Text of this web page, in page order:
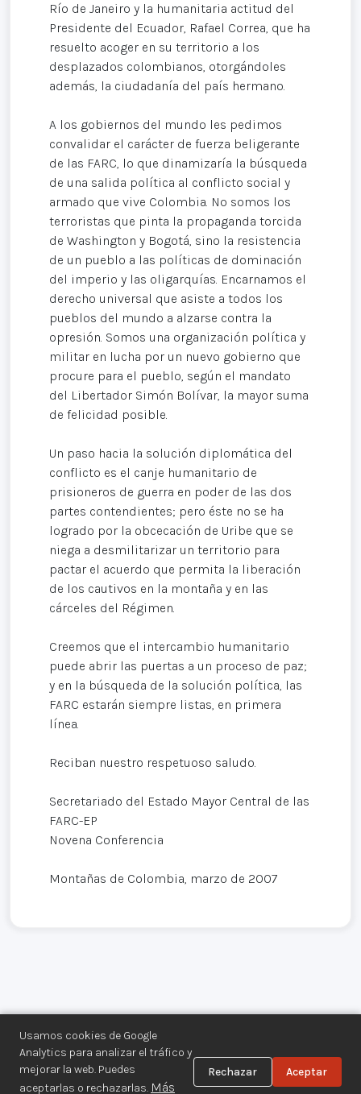
Usamos cookies de Google
Analytics para analizar el tráfico y
mejorar la web. Puedes
aceptarlas o rechazarlas. Más
Rechazar Aceptar
Río de Janeiro y la humanitaria actitud del
Presidente del Ecuador, Rafael Correa, que ha
resuelto acoger en su territorio a los
desplazados colombianos, otorgándoles
además, la ciudadanía del país hermano.
A los gobiernos del mundo les pedimos
convalidar el carácter de fuerza beligerante
de las FARC, lo que dinamizaría la búsqueda
de una salida política al conflicto social y
armado que vive Colombia. No somos los
terroristas que pinta la propaganda torcida
de Washington y Bogotá, sino la resistencia
de un pueblo a las políticas de dominación
del imperio y las oligarquías. Encarnamos el
derecho universal que asiste a todos los
pueblos del mundo a alzarse contra la
opresión. Somos una organización política y
militar en lucha por un nuevo gobierno que
procure para el pueblo, según el mandato
del Libertador Simón Bolívar, la mayor suma
de felicidad posible.
Un paso hacia la solución diplomática del
conflicto es el canje humanitario de
prisioneros de guerra en poder de las dos
partes contendientes; pero éste no se ha
logrado por la obcecación de Uribe que se
niega a desmilitarizar un territorio para
pactar el acuerdo que permita la liberación
de los cautivos en la montaña y en las
cárceles del Régimen.
Creemos que el intercambio humanitario
puede abrir las puertas a un proceso de paz;
y en la búsqueda de la solución política, las
FARC estarán siempre listas, en primera
línea.
Reciban nuestro respetuoso saludo.
Secretariado del Estado Mayor Central de las
FARC-EP
Novena Conferencia
Montañas de Colombia, marzo de 2007
Centro de Documentación de los